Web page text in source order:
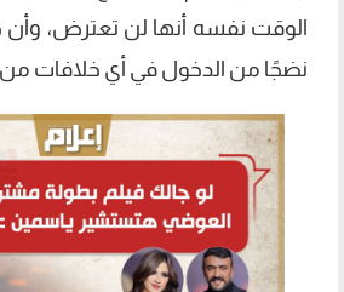
الوقت نفسه أنها لن تعترض، وأن
نضجًا من الدخول في أي خلافات من